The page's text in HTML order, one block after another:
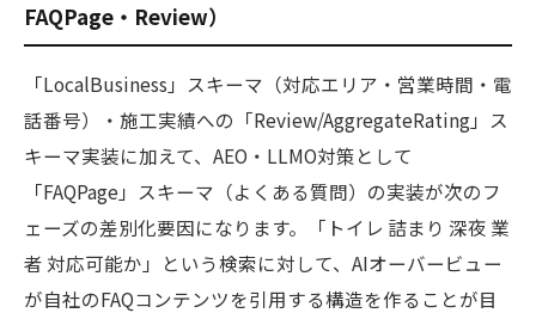
FAQPage・Review）
「LocalBusiness」スキーマ（対応エリア・営業時間・電
話番号）・施工実績への「Review/AggregateRating」ス
キーマ実装に加えて、AEO・LLMO対策として
「FAQPage」スキーマ（よくある質問）の実装が次のフ
ェーズの差別化要因になります。「トイレ 詰まり 深夜 業
者 対応可能か」という検索に対して、AIオーバービュー
が自社のFAQコンテンツを引用する構造を作ることが目